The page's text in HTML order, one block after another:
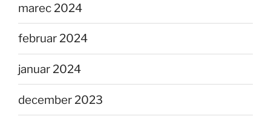
marec 2024
februar 2024
januar 2024
december 2023